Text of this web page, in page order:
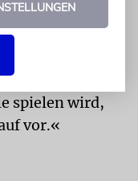
derzeit
und
auf
spielen wird,
vor.«